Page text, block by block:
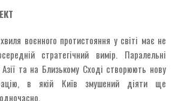
воєнного протистояння у світі має не
стратегічний вимір. Паралельні
та на Близькому Сході створюють нову
в якій Київ змушений діяти ще